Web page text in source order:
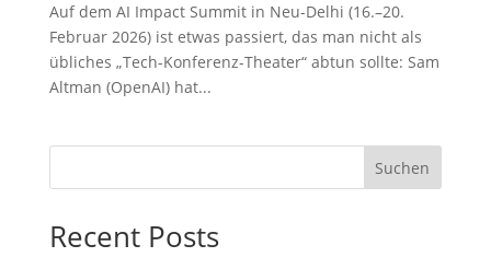
Auf dem AI Impact Summit in Neu-Delhi (16.–20.
Februar 2026) ist etwas passiert, das man nicht als
übliches „Tech-Konferenz-Theater“ abtun sollte: Sam
Altman (OpenAI) hat...
Suchen
Recent Posts